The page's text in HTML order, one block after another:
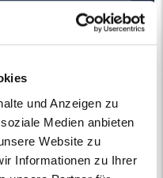
und Anzeigen zu
Medien anbieten
Website zu
Informationen zu Ihrer
VS2
Diamant